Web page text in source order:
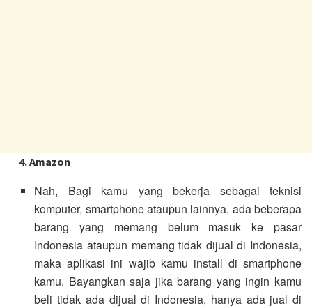
4. Amazon
Nah, Bagi kamu yang bekerja sebagai teknisi
komputer, smartphone ataupun lainnya, ada beberapa
barang yang memang belum masuk ke pasar
Indonesia ataupun memang tidak dijual di Indonesia,
maka aplikasi ini wajib kamu install di smartphone
kamu. Bayangkan saja jika barang yang ingin kamu
beli tidak ada dijual di Indonesia, hanya ada jual di